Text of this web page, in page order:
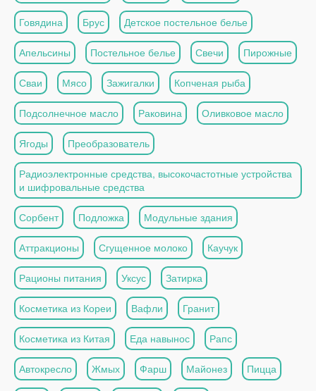
Говядина Брус Детское постельное белье
Апельсины Постельное белье Свечи Пирожные
Сваи Мясо Зажигалки Копченая рыба
Подсолнечное масло Раковина Оливковое масло
Ягоды Преобразователь
Радиоэлектронные средства, высокочастотные устройства
и шифровальные средства
Сорбент Подложка Модульные здания
Аттракционы Сгущенное молоко Каучук
Рационы питания Уксус Затирка
Косметика из Кореи Вафли Гранит
Косметика из Китая Еда навынос Рапс
Автокресло Жмых Фарш Майонез Пицца